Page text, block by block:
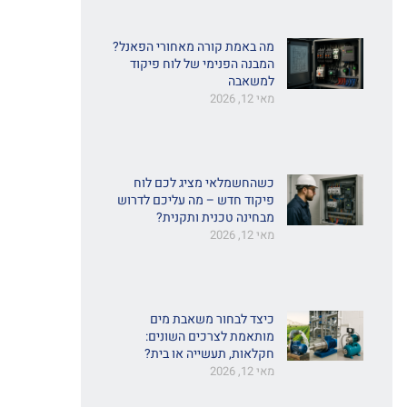
מה באמת קורה מאחורי הפאנל?
המבנה הפנימי של לוח פיקוד
למשאבה
מאי 12, 2026
כשהחשמלאי מציג לכם לוח
פיקוד חדש – מה עליכם לדרוש
מבחינה טכנית ותקנית?
מאי 12, 2026
כיצד לבחור משאבת מים
מותאמת לצרכים השונים:
חקלאות, תעשייה או בית?
מאי 12, 2026